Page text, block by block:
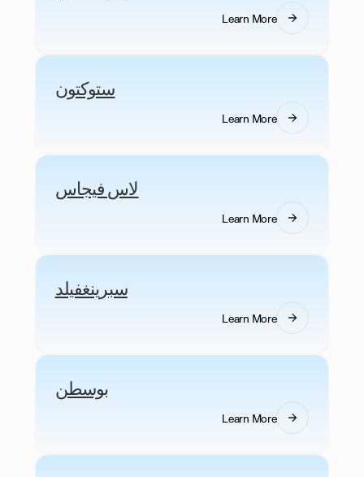
Learn More
ستوكتون
Learn More
لاس فيجاس
Learn More
سبرينغفيلد
Learn More
بوسطن
Learn More